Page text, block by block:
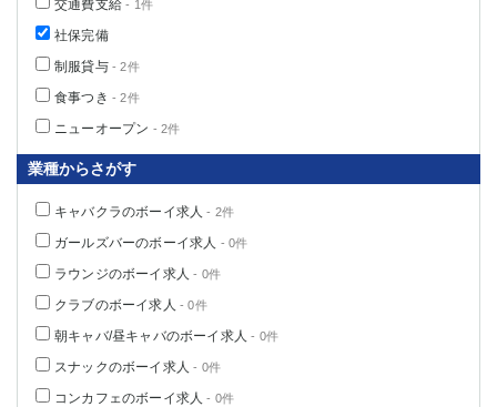
交通費支給 - 1件
社保完備
制服貸与- 2件
食事つき - 2件
ニューオープン - 2件
業種からさがす
キャバクラのボーイ求人 - 2件
ガールズバーのボーイ求人 - 0件
ラウンジのボーイ求人 - 0件
クラブのボーイ求人 - 0件
朝キャバ/昼キャバのボーイ求人 - 0件
スナックのボーイ求人 - 0件
コンカフェのボーイ求人 - 0件